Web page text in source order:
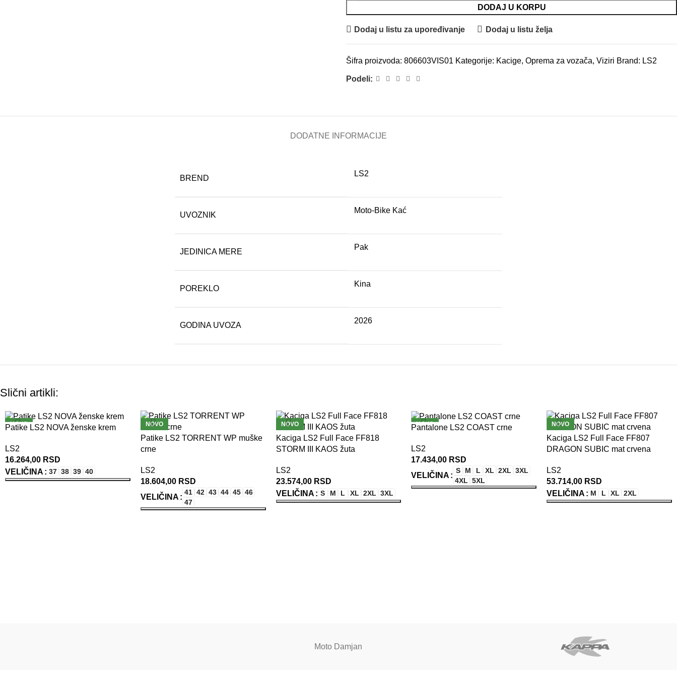
DODAJ U KORPU
Dodaj u listu za upoređivanje Dodaj u listu želja
Šifra proizvoda: 806603VIS01 Kategorije: Kacige, Oprema za vozača, Viziri Brand: LS2
Podeli:
DODATNE INFORMACIJE
BREND
LS2
UVOZNIK
Moto-Bike Kać
JEDINICA MERE
Pak
POREKLO
Kina
GODINA UVOZA
2026
Slični artikli:
NOVO
Patike LS2 NOVA ženske krem
LS2
16.264,00 RSD
VELIČINA
37 38 39 40
NOVO
Patike LS2 TORRENT WP muške
crne
LS2
18.604,00 RSD
VELIČINA
41 42 43 44 45 46
47
NOVO
Kaciga LS2 Full Face FF818
STORM III KAOS žuta
LS2
23.574,00 RSD
VELIČINA
S M L XL 2XL 3XL
NOVO
Pantalone LS2 COAST crne
LS2
17.434,00 RSD
VELIČINA
S M L XL 2XL 3XL
4XL 5XL
NOVO
Kaciga LS2 Full Face FF807
DRAGON SUBIC mat crvena
LS2
53.714,00 RSD
VELIČINA
M L XL 2XL
Moto Damjan